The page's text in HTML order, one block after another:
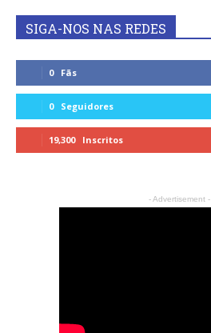
SIGA-NOS NAS REDES
0 Fãs
0 Seguidores
19,300 Inscritos
- Advertisement -